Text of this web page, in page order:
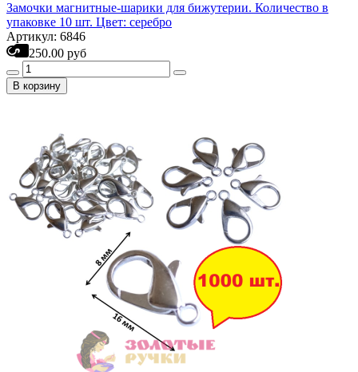
Замочки магнитные-шарики для бижутерии. Количество в
упаковке 10 шт. Цвет: серебро
Артикул: 6846
250.00 руб
В корзину